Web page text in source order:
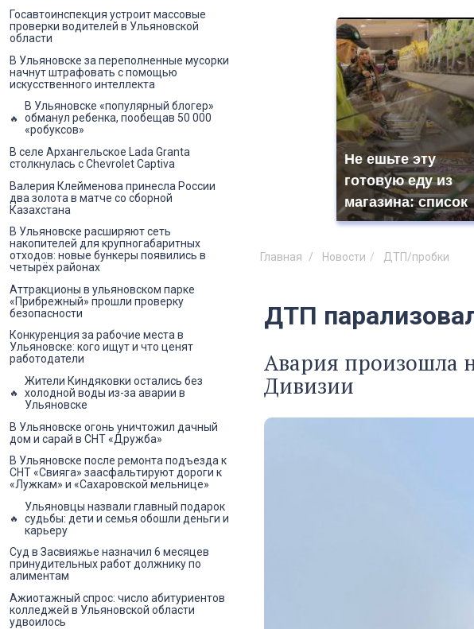
Не ешьте эту
готовую еду из
магазина: список
Главная Новости ДТП/пробки
ДТП
Авария произошла
Дивизии
Госавтоинспекция устроит массовые
проверки водителей в Ульяновской
области
В Ульяновске за переполненные мусорки
начнут штрафовать с помощью
искусственного интеллекта
В Ульяновске «популярный блогер»
обманул ребенка, пообещав 50 000
«робуксов»
В селе Архангельское Lada Granta
столкнулась с Chevrolet Captiva
Валерия Клейменова принесла России
два золота в матче со сборной
Казахстана
В Ульяновске расширяют сеть
накопителей для крупногабаритных
отходов: новые бункеры появились в
четырёх районах
Аттракционы в ульяновском парке
«Прибрежный» прошли проверку
безопасности
Конкуренция за рабочие места в
Ульяновске: кого ищут и что ценят
работодатели
Жители Киндяковки остались без
холодной воды из-за аварии в
Ульяновске
В Ульяновске огонь уничтожил дачный
дом и сарай в СНТ «Дружба»
В Ульяновске после ремонта подъезда к
СНТ «Свияга» заасфальтируют дороги к
«Лужкам» и «Сахаровской мельнице»
Ульяновцы назвали главный подарок
судьбы: дети и семья обошли деньги и
карьеру
Суд в Засвияжье назначил 6 месяцев
принудительных работ должнику по
алиментам
Ажиотажный спрос: число абитуриентов
колледжей в Ульяновской области
удвоилось